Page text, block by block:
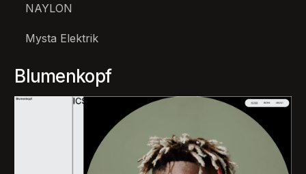
NAYLON
Mysta Elektrik
Blumenkopf